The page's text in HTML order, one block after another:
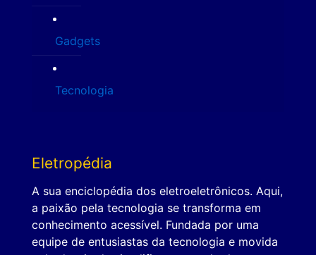
Gadgets
Tecnologia
Eletropédia
A sua enciclopédia dos eletroeletrônicos. Aqui,
a paixão pela tecnologia se transforma em
conhecimento acessível. Fundada por uma
equipe de entusiastas da tecnologia e movida